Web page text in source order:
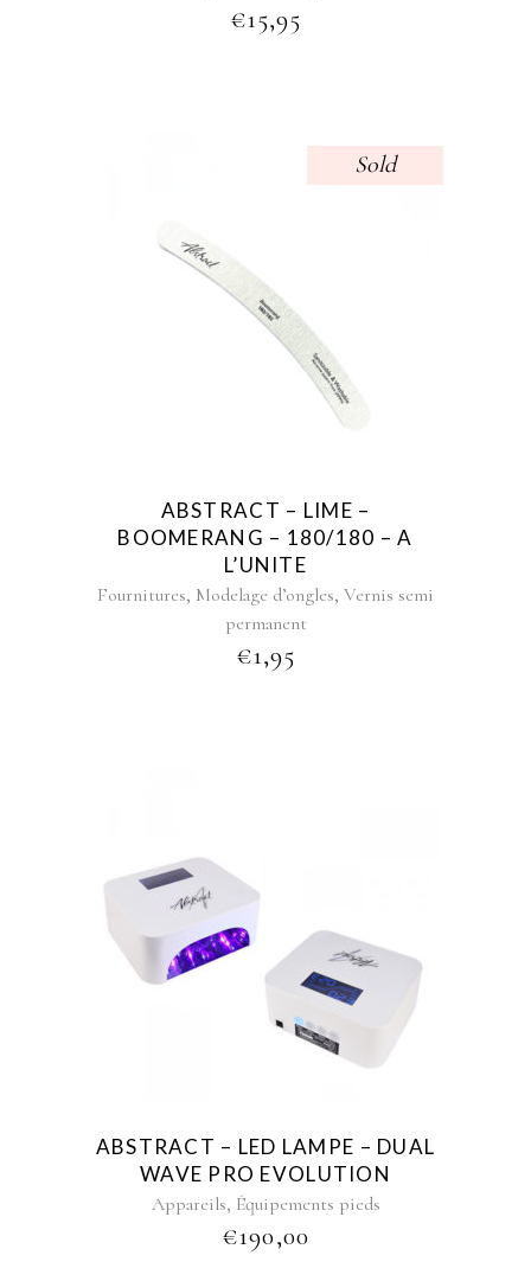
€15,95
Sold
ABSTRACT – LIME –
BOOMERANG – 180/180 – A
L’UNITE
Fournitures, Modelage d’ongles, Vernis semi
permanent
€1,95
ABSTRACT – LED LAMPE – DUAL
WAVE PRO EVOLUTION
Appareils, Équipements pieds
€190,00